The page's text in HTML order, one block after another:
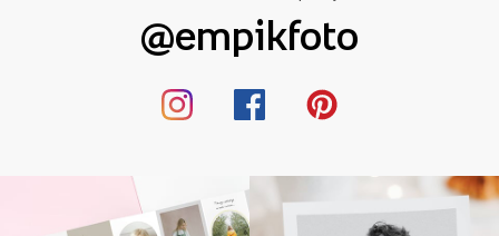
@empikfoto